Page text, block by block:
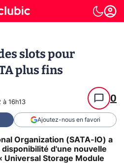
slots pour
plus fins
à 16h13 0
Ajoutez-nous en favori
Organization (SATA-IO) a
d'une nouvelle
Universal Storage Module